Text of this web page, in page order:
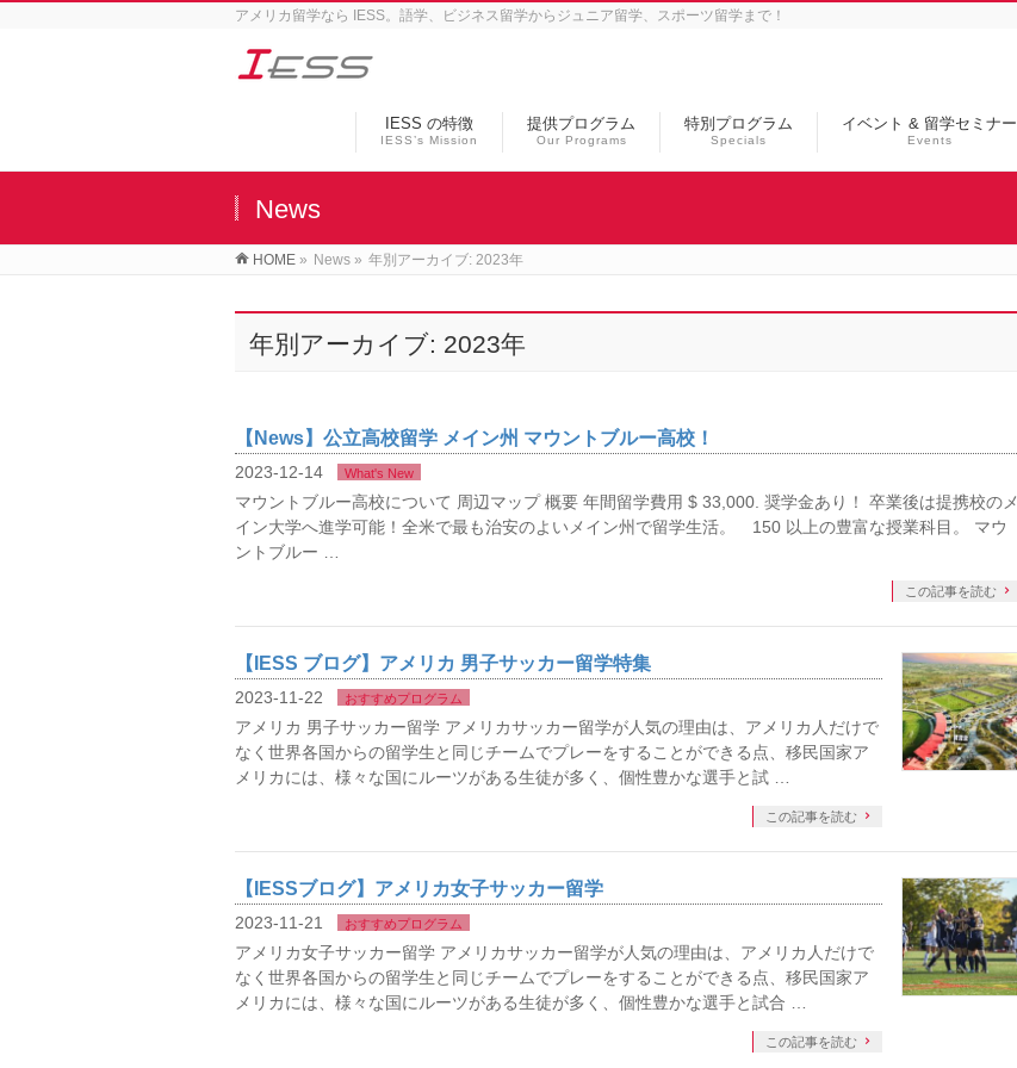
アメリカ留学なら IESS。語学、ビジネス留学からジュニア留学、スポーツ留学まで！
IESS の特徴
IESS’s Mission
提供プログラム
Our Programs
特別プログラム
Specials
イベント & 留学セミナー
Events
News
HOME » News » 年別アーカイブ: 2023年
年別アーカイブ: 2023年
【News】公立高校留学 メイン州 マウントブルー高校！
2023-12-14 What's New
マウントブルー高校について 周辺マップ 概要 年間留学費用 $ 33,000. 奨学金あり！ 卒業後は提携校のメ
イン大学へ進学可能！全米で最も治安のよいメイン州で留学生活。 150 以上の豊富な授業科目。 マウ
ントブルー …
この記事を読む
【IESS ブログ】アメリカ 男子サッカー留学特集
2023-11-22 おすすめプログラム
アメリカ 男子サッカー留学 アメリカサッカー留学が人気の理由は、アメリカ人だけで
なく世界各国からの留学生と同じチームでプレーをすることができる点、移民国家ア
メリカには、様々な国にルーツがある生徒が多く、個性豊かな選手と試 …
この記事を読む
【IESSブログ】アメリカ女子サッカー留学
2023-11-21 おすすめプログラム
アメリカ女子サッカー留学 アメリカサッカー留学が人気の理由は、アメリカ人だけで
なく世界各国からの留学生と同じチームでプレーをすることができる点、移民国家ア
メリカには、様々な国にルーツがある生徒が多く、個性豊かな選手と試合 …
この記事を読む